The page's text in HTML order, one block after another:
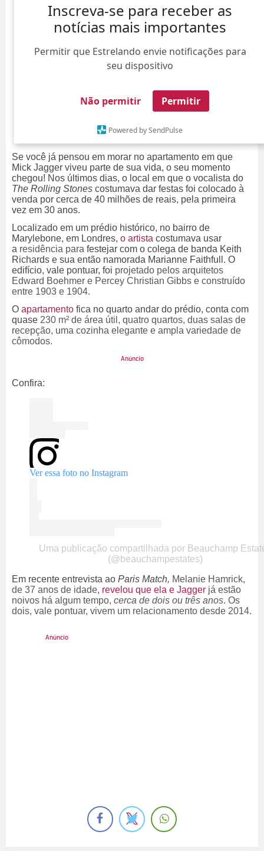
Inscreva-se para receber as
notícias mais importantes
Permitir que Estrelando envie notificações para
seu dispositivo
Não permitir Permitir
Powered by SendPulse
Se você já pensou em morar no apartamento em que
Mick Jagger viveu parte de sua vida, o seu momento
chegou! Nos últimos dias, o local em que o vocalista do
The Rolling Stones costumava dar festas foi colocado à
venda por cerca de 40 milhões de reais, pela primeira
vez em 30 anos.
Localizado em um prédio histórico, no bairro de
Marylebone, em Londres, o artista costumava usar
a residência para festejar com o colega de banda Keith
Richards e sua então namorada Marianne Faithfull. O
edifício, vale pontuar, foi projetado pelos arquitetos
Edward Boehmer e Percey Christian Gibbs e construído
entre 1903 e 1904.
O apartamento fica no quarto andar do prédio, conta com
quase 230 m² de área útil, quatro quartos, duas salas de
recepção, uma cozinha elegante e ampla variedade de
cômodos.
Confira:
Ver essa foto no Instagram
Uma publicação compartilhada por Beauchamp
(@beauchampestates)
Em recente entrevista ao Paris Match, Melanie Hamrick,
de 37 anos de idade, revelou que ela e Jagger já estão
noivos há algum tempo, cerca de dois ou três anos. Os
dois, vale pontuar, vivem um relacionamento desde 2014.